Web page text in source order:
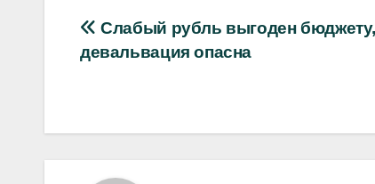
Навигация
по
Слабый рубль выгоден
девальвация опасна